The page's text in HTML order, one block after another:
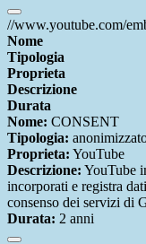
//www.youtube.com/
Nome
Tipologia
Proprieta
Descrizione
Durata
Nome: CONSENT
Tipologia:
Proprieta: YouTube
Descrizione: YouTube
incorporati e registra
consenso dei servizi di
Durata: 2 anni